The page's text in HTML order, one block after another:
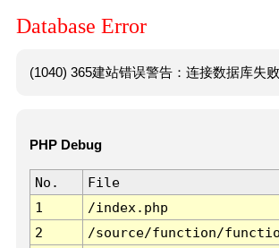
Database Error
(1040) 365建站错误警告：连接数据库失
PHP Debug
No. File
1
/index.php
2
/source/function/